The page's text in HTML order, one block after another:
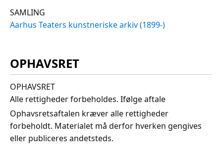
SAMLING
Aarhus Teaters kunstneriske arkiv (1899-)
OPHAVSRET
OPHAVSRET
Alle rettigheder forbeholdes. Ifølge aftale
Ophavsretsaftalen kræver alle rettigheder
forbeholdt. Materialet må derfor hverken gengives
eller publiceres andetsteds.